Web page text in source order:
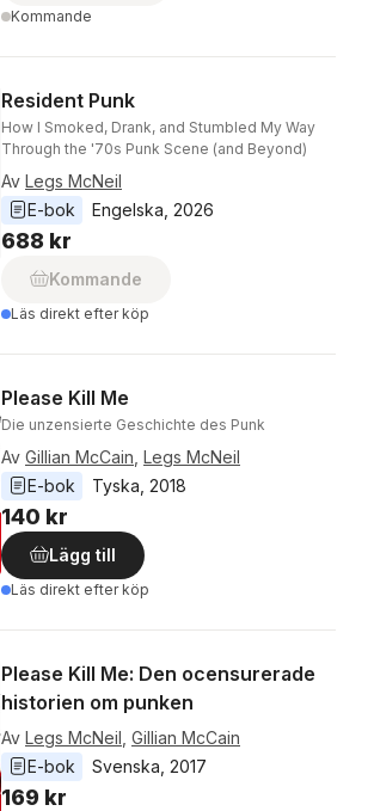
Kommande
Resident Punk
How I Smoked, Drank, and Stumbled My Way
Through the '70s Punk Scene (and Beyond)
Av Legs McNeil
E-bok
Engelska 2026
688 kr
Kommande
Läs direkt efter köp
Please Kill Me
Die unzensierte Geschichte des Punk
Av Gillian McCain Legs McNeil
E-bok
Tyska 2018
140 kr
Lägg till
Läs direkt efter köp
Please Kill Me: Den ocensurerade
historien om punken
Av Legs McNeil Gillian McCain
E-bok
Svenska 2017
169 kr